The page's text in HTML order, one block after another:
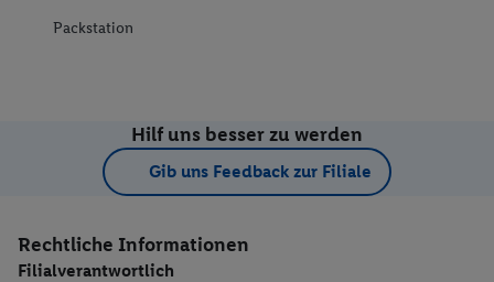
Packstation
Hilf uns besser zu werden
Gib uns Feedback zur Filiale
Rechtliche Informationen
Filialverantwortlich